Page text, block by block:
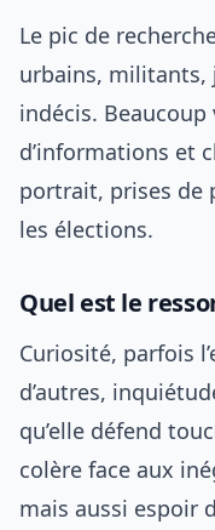
Le pic de
urbains, militants,
indécis.
d’informations et
portrait, prises de
les élections.
Quel est le
Curiosité, parfois
d’autres,
qu’elle défend
colère face aux
mais aussi espoir